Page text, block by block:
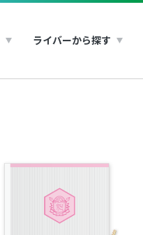
ライバーから探す